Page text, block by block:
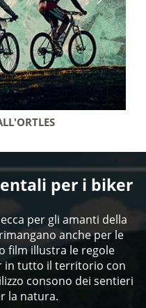
per i biker
per gli amanti della
anche per le
film illustra le regole
in tutto il territorio con
consono dei sentieri
la natura.